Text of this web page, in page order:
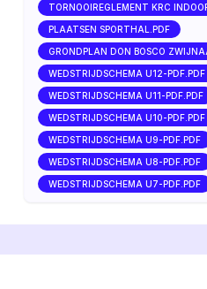
TORNOOIREGLEMENT KRC
PLAATSEN SPORTHAL.PDF
GRONDPLAN DON BOSCO
WEDSTRIJDSCHEMA U12-PDF.PDF
WEDSTRIJDSCHEMA U11-PDF.PDF
WEDSTRIJDSCHEMA U10-PDF.PDF
WEDSTRIJDSCHEMA U9-PDF.PDF
WEDSTRIJDSCHEMA U8-PDF.PDF
WEDSTRIJDSCHEMA U7-PDF.PDF